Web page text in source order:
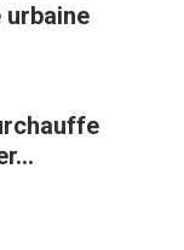
urbaine